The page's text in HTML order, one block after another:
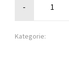
-
Kategorie: